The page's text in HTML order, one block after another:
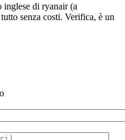
inglese di ryanair (a
senza costi. Verifica, è un